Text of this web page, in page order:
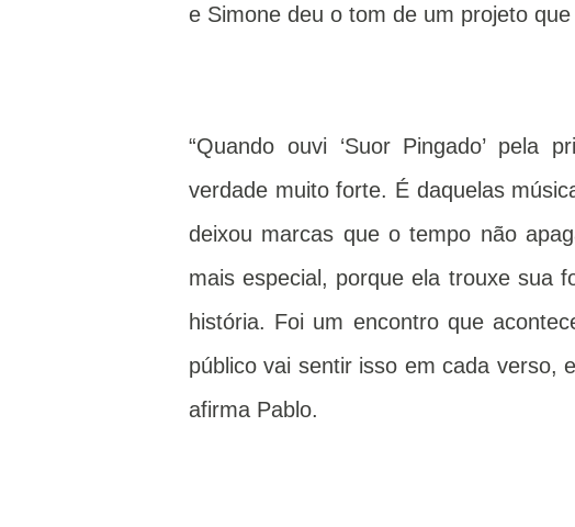
e Simone deu o tom de um projeto
“Quando ouvi ‘Suor Pingado’ pela
verdade muito forte. É daquelas
deixou marcas que o tempo não
mais especial, porque ela trouxe sua
história. Foi um encontro que
público vai sentir isso em cada verso,
afirma Pablo.